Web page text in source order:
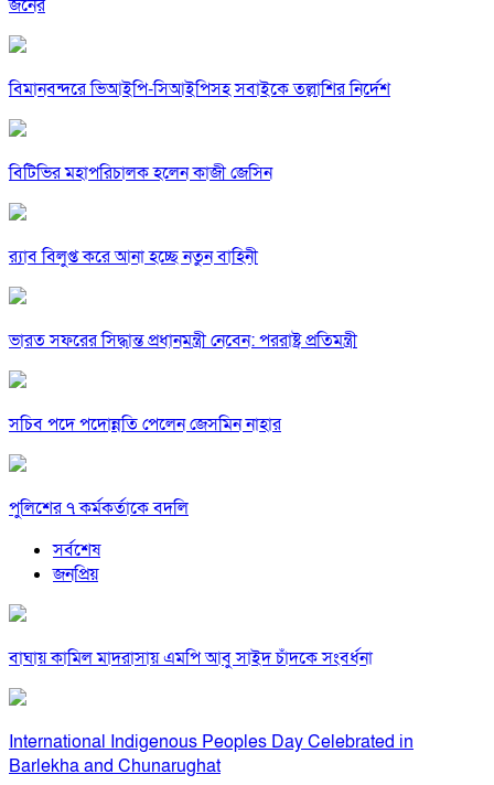
জনের
বিমানবন্দরে ভিআইপি-সিআইপিসহ সবাইকে তল্লাশির নির্দেশ
বিটিভির মহাপরিচালক হলেন কাজী জেসিন
র‍্যাব বিলুপ্ত করে আনা হচ্ছে নতুন বাহিনী
ভারত সফরের সিদ্ধান্ত প্রধানমন্ত্রী নেবেন: পররাষ্ট্র প্রতিমন্ত্রী
সচিব পদে পদোন্নতি পেলেন জেসমিন নাহার
পুলিশের ৭ কর্মকর্তাকে বদলি
সর্বশেষ
জনপ্রিয়
বাঘায় কামিল মাদরাসায় এমপি আবু সাইদ চাঁদকে সংবর্ধনা
International Indigenous Peoples Day Celebrated in
Barlekha and Chunarughat